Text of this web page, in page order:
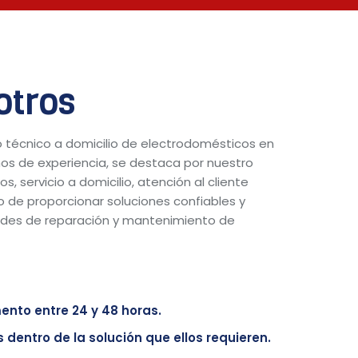
técnico a domicilio de electrodomésticos en
de experiencia, se destaca por nuestro
servicio a domicilio, atención al cliente
de proporcionar soluciones confiables y
de reparación y mantenimiento de
entre 24 y 48 horas.
dentro de la solución que ellos requieren.